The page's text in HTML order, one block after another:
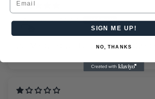
Julia Froese
Der Mantel ist von hervorragender Qualität
SIGN ME UP!
NO, THANKS